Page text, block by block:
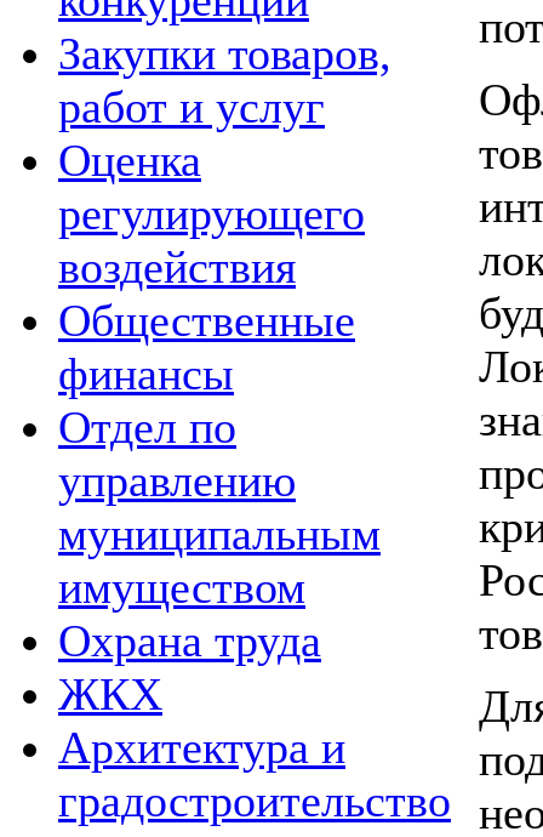
Закупки товаров,
работ и услуг
Оценка
регулирующего
воздействия
Общественные
финансы
Отдел по
управлению
муниципальным
имуществом
Охрана труда
ЖКХ
Архитектура и
градостроительство